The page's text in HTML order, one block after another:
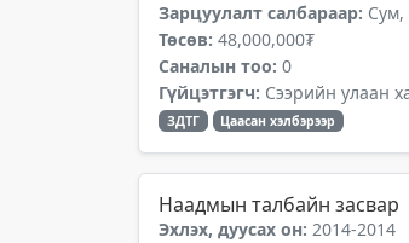
Зарцуулалт салбараар: Сум,
Төсөв: 48,000,000₮
Саналын тоо: 0
Гүйцэтгэгч: Сээрийн улаан
ЗДТГ Цаасан хэлбэрээр
Наадмын талбайн засвар
Эхлэх, дуусах он: 2014-2014